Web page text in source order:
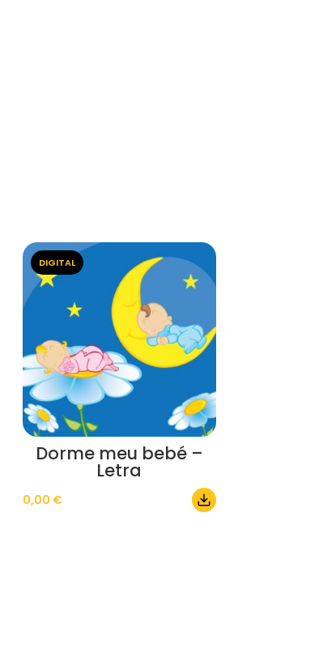
DIGITAL
Dorme meu bebé –
Letra
0,00 €